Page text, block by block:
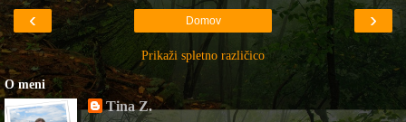
‹ ›
Domov
Prikaži spletno različico
O meni
Tina Z.